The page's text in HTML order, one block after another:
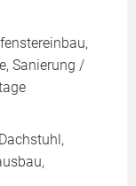
Sanierung /